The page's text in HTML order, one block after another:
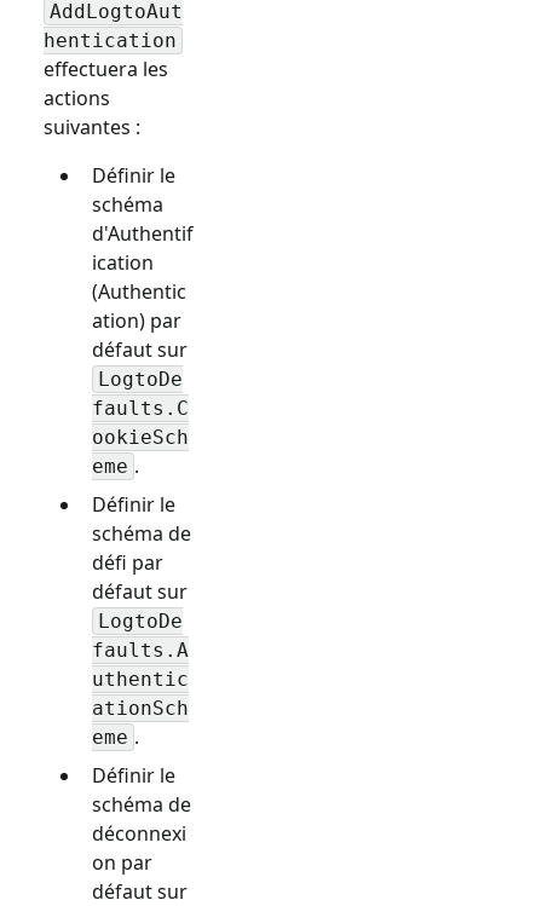
AddLogtoAut
hentication
effectuera les
actions
suivantes :
Définir le
schéma
d'Authentif
ication
(Authentic
ation) par
défaut sur
LogtoDe
faults.C
ookieSch
eme .
Définir le
schéma de
défi par
défaut sur
LogtoDe
faults.A
uthentic
ationSch
eme .
Définir le
schéma de
déconnexi
on par
défaut sur